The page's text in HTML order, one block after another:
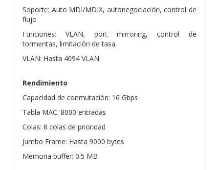
Soporte: Auto MDI/MDIX, autonegociación, control de
flujo
Funciones: VLAN, port mirroring, control de
tormentas, limitación de tasa
VLAN: Hasta 4094 VLAN
Rendimiento
Capacidad de conmutación: 16 Gbps
Tabla MAC: 8000 entradas
Colas: 8 colas de prioridad
Jumbo Frame: Hasta 9000 bytes
Memoria buffer: 0.5 MB